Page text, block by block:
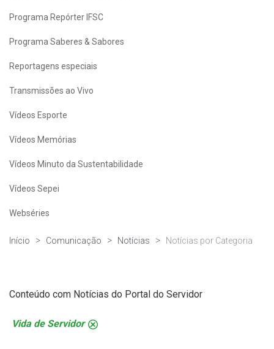
Programa Repórter IFSC
Programa Saberes & Sabores
Reportagens especiais
Transmissões ao Vivo
Vídeos Esporte
Vídeos Memórias
Vídeos Minuto da Sustentabilidade
Vídeos Sepei
Webséries
Início Comunicação Notícias Notícias por Categoria
Conteúdo com Notícias do Portal do Servidor
Vida de Servidor .